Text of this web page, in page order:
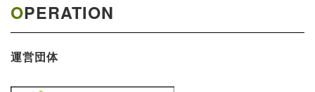
OPERATION
運営団体